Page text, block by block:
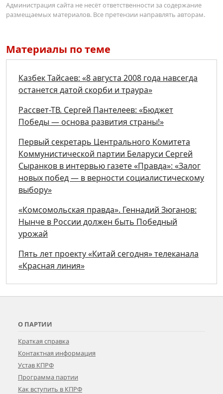
Администрация сайта не несёт ответственности за содержание
размещаемых материалов. Все претензии направлять авторам.
Материалы по теме
Казбек Тайсаев: «8 августа 2008 года навсегда
останется датой скорби и траура»
Рассвет-ТВ. Сергей Пантелеев: «Бюджет
Победы — основа развития страны!»
Первый секретарь Центрального Комитета
Коммунистической партии Беларуси Сергей
Сыранков в интервью газете «Правда»: «Залог
новых побед — в верности социалистическому
выбору»
«Комсомольская правда». Геннадий Зюганов:
Нынче в России должен быть Победный
урожай
Пять лет проекту «Китай сегодня» телеканала
«Красная линия»
О ПАРТИИ
Краткая справка
Контактная информация
Устав КПРФ
Программа партии
Как вступить в КПРФ